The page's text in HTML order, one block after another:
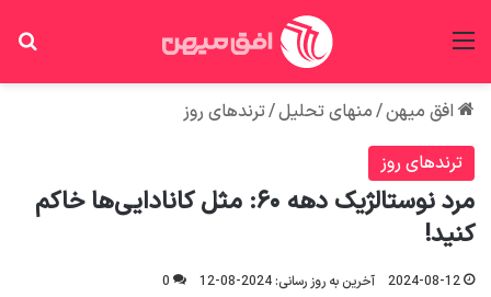
افق میهن/منهای تحلیل/ترندهای روز
ترندهای روز
مرد نوستالژیک دهه ۶۰: مثل کانادایی‌ها خاکم
کنید!
2024-08-12 آخرین به روز رسانی: 2024-08-12
0